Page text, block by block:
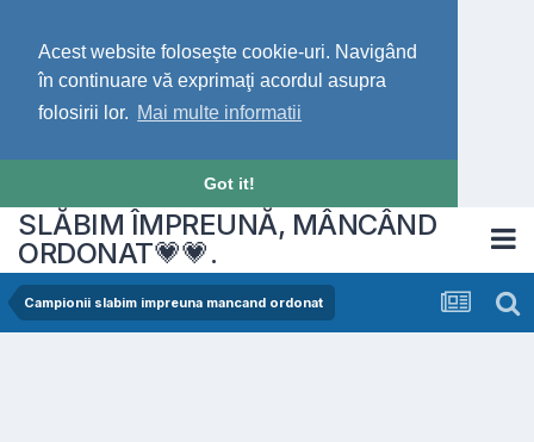
Acest website foloseşte cookie-uri. Navigând
în continuare vă exprimaţi acordul asupra
folosirii lor. Mai multe informatii
Got it!
SLĂBIM ÎMPREUNĂ, MÂNCÂND
ORDONAT💗💗.
Campionii slabim impreuna mancand ordonat